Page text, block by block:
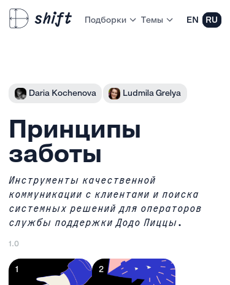
Подборки Темы EN RU
Daria Kochenova Ludmila Grelya
Принципы
заботы
Инструменты качественной
коммуникации с клиентами и поиска
системных решений для операторов
службы поддержки Додо Пиццы.
1.0
1 2